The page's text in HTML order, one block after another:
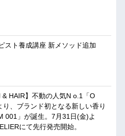
スト養成講座 新メソッド追加
& HAIR】不動の人気N o.1「O
り、ブランド初となる新しい香り
001」が誕生。7月31日(金)よ
にて先行発売開始。